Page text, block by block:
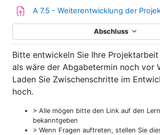
A 7.5 - Weiterentwicklung der
Abschluss
Bitte entwickeln Sie Ihre
als wäre der Abgabetermin noch vor
Laden Sie Zwischenschritte im
hoch.
> Alle mögen bitte den Link auf den
bekanntgeben
> Wenn Fragen auftreten, stellen Sie